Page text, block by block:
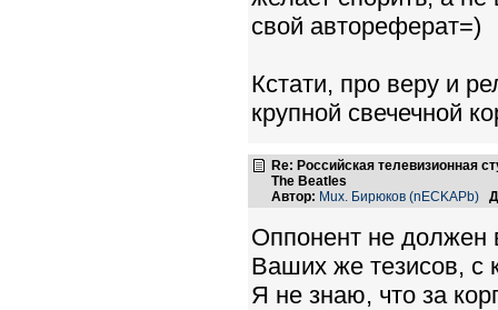
свой автореферат=)
Кстати, про веру и
крупной свечечной
Re: Российская телевизионная
The Beatles
Автор: Mux. Бирюков (nECKAPb)
Оппонент не должен
Ваших же тезисов, с
Я не знаю, что за